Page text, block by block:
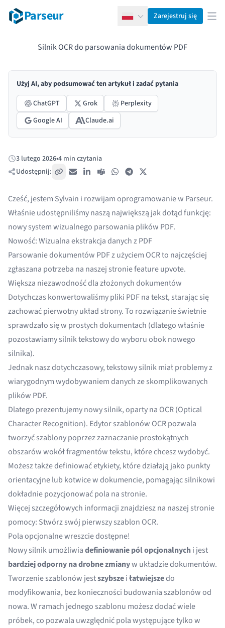
Parseur PolskiZarejestruj się
Silnik OCR do parsowania dokumentów PDF
Użyj AI, aby podsumować ten artykuł i zadać pytania
ChatGPT
Grok
Perplexity
Google AI
Claude.ai
Opublikowano:
3 lutego 2026•4 min czytania
Udostępnij:
Skopiuj link
E-mail LinkedIn
Teams WhatsAppTelegram
Cześć, jestem Sylvain i rozwijam oprogramowanie w Parseur.
Właśnie udostępniliśmy naszą największą jak dotąd funkcję:
nowy system wizualnego parsowania plików PDF.
Nowość: Wizualna ekstrakcja danych z PDF
Parsowanie dokumentów PDF z użyciem OCR to najczęściej
zgłaszana potrzeba na naszej stroniefeature upvote.
Większa niezawodność dla złożonych dokumentów
Dotychczas konwertowaliśmy pliki PDF na tekst, starając się
zachować pierwotny układ strony. To rozwiązanie świetnie
sprawdzało się w prostych dokumentach (dlatego właśnie
pozostawiamy silnik tekstowy do wyboru obok nowego
silnika).
Jednak nasz dotychczasowy, tekstowy silnik miał problemy z
wiarygodnym wydobywaniem danych ze skomplikowanych
plików PDF.
Dlatego prezentujemy nowy silnik, oparty na OCR (Optical
Character Recognition). Edytor szablonów OCR pozwala
tworzyć szablony poprzez zaznaczanie prostokątnych
obszarów wokół fragmentów tekstu, które chcesz wydobyć.
Możesz także definiować etykiety, które działają jako punkty
orientacyjne lub kotwice w dokumencie, pomagając silnikowi
dokładnie pozycjonować pola na stronie.
Więcej szczegółowych informacji znajdziesz na naszej stronie
pomocy: Stwórz swój pierwszy szablon OCR.
Pola opcjonalne wreszcie dostępne!
Nowy silnik umożliwiadefiniowanie pól opcjonalnychi jest
bardziej odporny na drobne zmianyw układzie dokumentów.
Tworzenie szablonów jestszybszeiłatwiejszedo
modyfikowania, bez konieczności budowania szablonów od
nowa. W ramach jednego szablonu możesz dodać wiele
próbek, co pozwala uwzględnić pola występujące tylko w